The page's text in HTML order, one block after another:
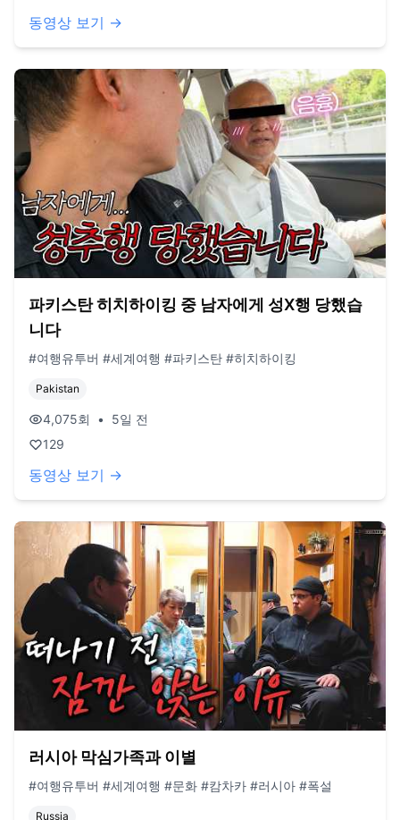
동영상 보기 →
파키스탄 히치하이킹 중 남자에게 성X행 당했습
니다
#여행유투버 #세계여행 #파키스탄 #히치하이킹
Pakistan
4,075회 •
5일 전
129
동영상 보기 →
러시아 막심가족과 이별
#여행유투버 #세계여행 #문화 #캄차카 #러시아 #폭설
Russia